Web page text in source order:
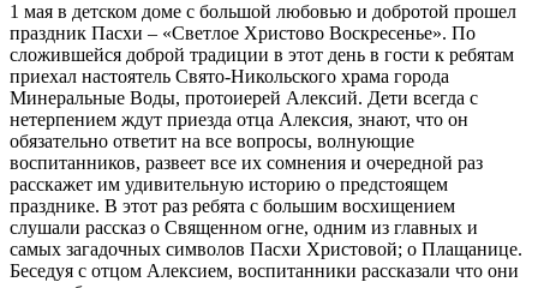
1 мая в детском доме с большой любовью и добротой прошел
праздник Пасхи – «Светлое Христово Воскресенье». По
сложившейся доброй традиции в этот день в гости к ребятам
приехал настоятель Свято-Никольского храма города
Минеральные Воды, протоиерей Алексий. Дети всегда с
нетерпением ждут приезда отца Алексия, знают, что он
обязательно ответит на все вопросы, волнующие
воспитанников, развеет все их сомнения и очередной раз
расскажет им удивительную историю о предстоящем
празднике. В этот раз ребята с большим восхищением
слушали рассказ о Священном огне, одним из главных и
самых загадочных символов Пасхи Христовой; о Плащанице.
Беседуя с отцом Алексием, воспитанники рассказали что они